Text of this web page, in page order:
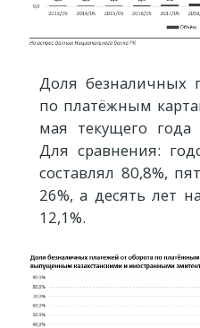
Доля безналичных
по платёжным
мая текущего года
Для сравнения:
составлял 80,8%,
26%, а десять лет
12,1%.